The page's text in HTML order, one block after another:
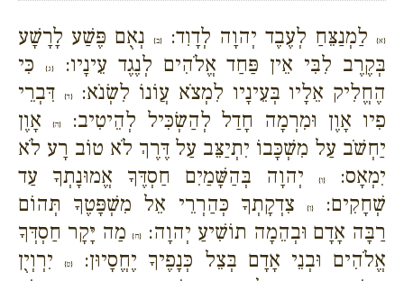
{א} לַמְנַצֵּחַ לְעֶבֶד יְהוָה לְדָוִד: {ב}
נְאֻם פֶּשַׁע לָרָשָׁע
בְּקֶרֶב לִבִּי אֵין פַּחַד אֱלֹהִים לְנֶגֶד עֵינָיו:{ג}
כִּי
הֶחֱלִיק אֵלָיו בְּעֵינָיו לִמְצֹא עֲוֹנוֹ לִשְׂנֹא:{ד}
דִּבְרֵי
פִיו אָוֶן וּמִרְמָה חָדַל לְהַשְׂכִּיל לְהֵיטִיב:{ה}
אָוֶן
יַחְשֹׁב עַל מִשְׁכָּבוֹ יִתְיַצֵּב עַל דֶּרֶךְ לֹא טוֹב רָע לֹא
יִמְאָס:
{ו}
יְהוָה בְּהַשָּׁמַיִם חַסְדֶּךָ אֱמוּנָתְךָ עַד
שְׁחָקִים:{ז}
צִדְקָתְךָ כְּהַרְרֵי אֵל מִשְׁפָּטֶךָ תְּהוֹם
רַבָּה אָדָם וּבְהֵמָה תוֹשִׁיעַ יְהוָה:
{ח}מַה יָּקָר חַסְדְּךָ
אֱלֹהִים וּבְנֵי אָדָם בְּצֵל כְּנָפֶיךָ יֶחֱסָיוּן:
{ט}יִרְוְיֻן